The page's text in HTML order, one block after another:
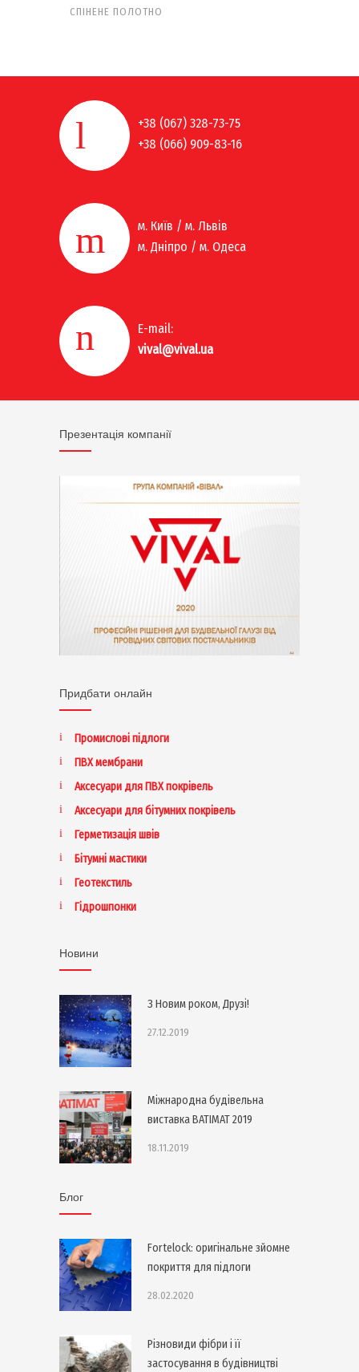
СПІНЕНЕ ПОЛОТНО
+38 (067) 328-73-75
+38 (066) 909-83-16
м. Київ / м. Львів
м. Дніпро / м. Одеса
E-mail:
vival@vival.ua
Презентація компанії
Придбати онлайн
Промислові підлоги
ПВХ мембрани
Аксесуари для ПВХ покрівель
Аксесуари для бітумних покрівель
Герметизація швів
Бітумні мастики
Геотекстиль
Гідрошпонки
Новини
З Новим роком, Друзі!
27.12.2019
Міжнародна будівельна
виставка BATIMAT 2019
18.11.2019
Блог
Fortelock: оригінальне зйомне
покриття для підлоги
28.02.2020
Різновиди фібри і її
застосування в будівництві